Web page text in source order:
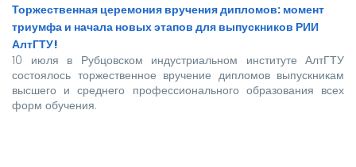
Торжественная церемония вручения дипломов: момент
триумфа и начала новых этапов для выпускников РИИ
АлтГТУ!
10 июля в Рубцовском индустриальном институте АлтГТУ
состоялось торжественное вручение дипломов выпускникам
высшего и среднего профессионального образования всех
форм обучения.